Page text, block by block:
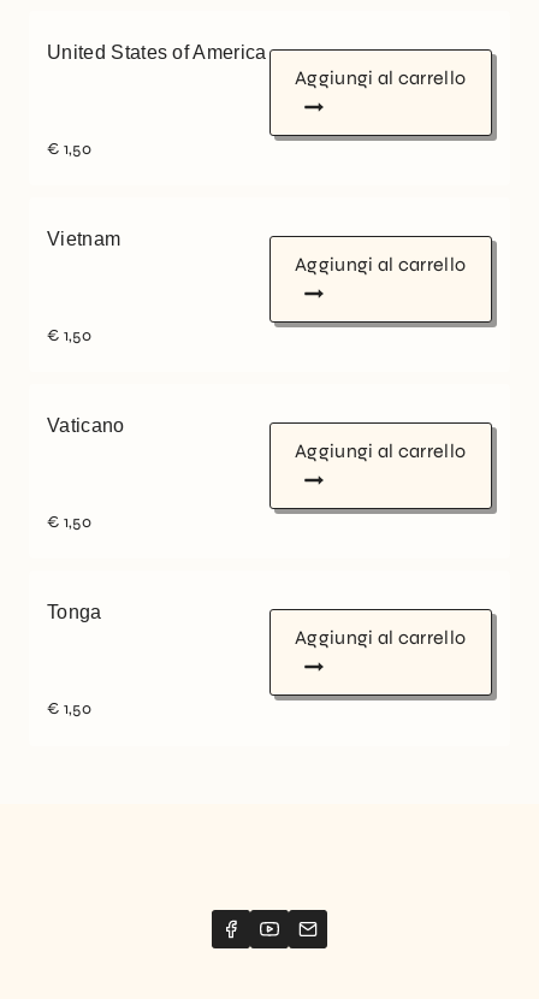
United States of America
€ 1,50
Aggiungi al carrello
Vietnam
€ 1,50
Aggiungi al carrello
Vaticano
€ 1,50
Aggiungi al carrello
Tonga
€ 1,50
Aggiungi al carrello